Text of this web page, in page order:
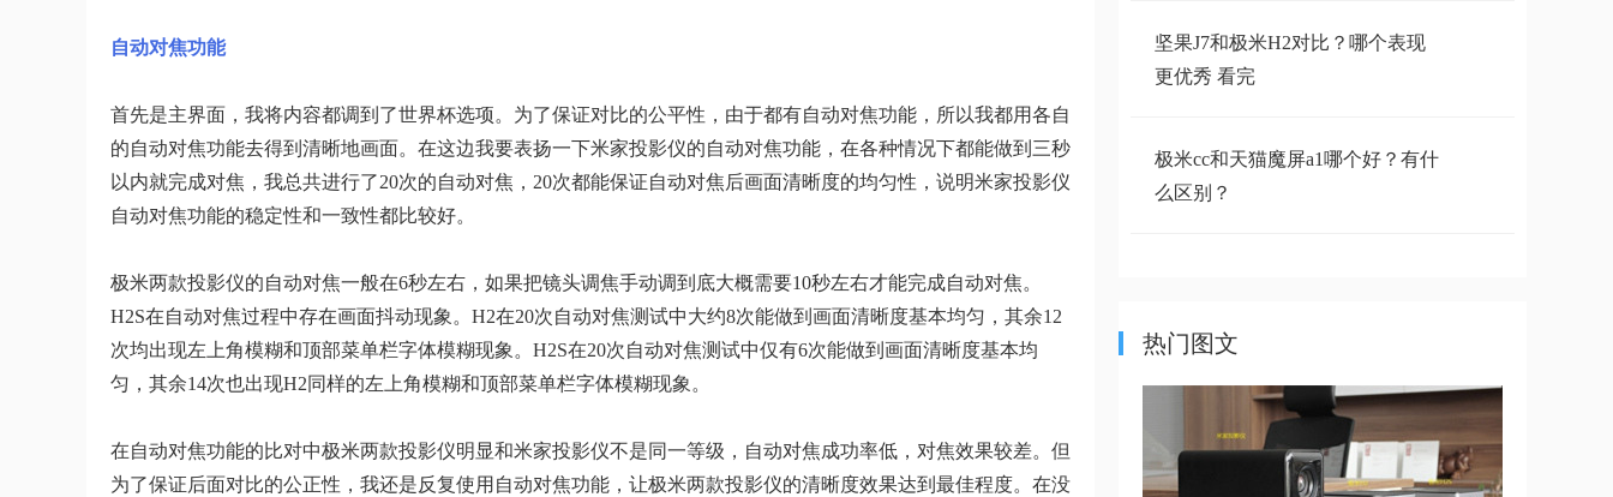
自动对焦功能
首先是主界面，我将内容都调到了世界杯选项。为了保证对比的公平性，由于都有自动对焦功能，所以我都用各自
的自动对焦功能去得到清晰地画面。在这边我要表扬一下米家投影仪的自动对焦功能，在各种情况下都能做到三秒
以内就完成对焦，我总共进行了20次的自动对焦，20次都能保证自动对焦后画面清晰度的均匀性，说明米家投影仪
自动对焦功能的稳定性和一致性都比较好。
极米两款投影仪的自动对焦一般在6秒左右，如果把镜头调焦手动调到底大概需要10秒左右才能完成自动对焦。
H2S在自动对焦过程中存在画面抖动现象。H2在20次自动对焦测试中大约8次能做到画面清晰度基本均匀，其余12
次均出现左上角模糊和顶部菜单栏字体模糊现象。H2S在20次自动对焦测试中仅有6次能做到画面清晰度基本均
匀，其余14次也出现H2同样的左上角模糊和顶部菜单栏字体模糊现象。
在自动对焦功能的比对中极米两款投影仪明显和米家投影仪不是同一等级，自动对焦成功率低，对焦效果较差。但
为了保证后面对比的公正性，我还是反复使用自动对焦功能，让极米两款投影仪的清晰度效果达到最佳程度。在没
坚果J7和极米H2对比？哪个表现
更优秀 看完
极米cc和天猫魔屏a1哪个好？有什
么区别？
颜值高，性能强 坚果E9智能投影
仪简单评测
装入口袋的投影世界 神画小媚S1
热门图文